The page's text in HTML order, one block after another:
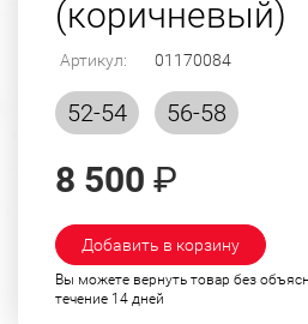
(коричневый)
Артикул: 01170084
52-54 56-58
8 500 ₽
Добавить в корзину
Вы можете вернуть товар без
течение 14 дней